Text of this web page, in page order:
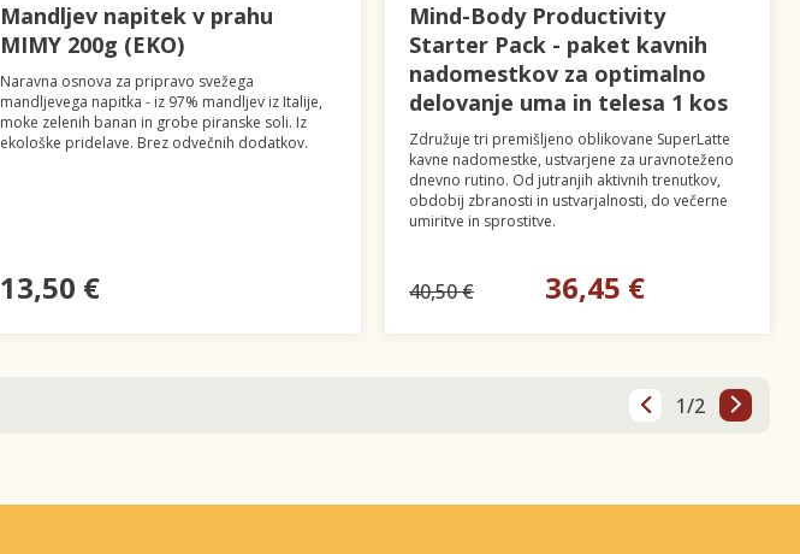
Mandljev napitek v prahu
MIMY 200g (EKO)
Naravna osnova za pripravo svežega
mandljevega napitka - iz 97% mandljev iz Italije,
moke zelenih banan in grobe piranske soli. Iz
ekološke pridelave. Brez odvečnih dodatkov.
13,50 €
Mind-Body Productivity
Starter Pack - paket kavnih
nadomestkov za optimalno
delovanje uma in telesa 1 kos
Združuje tri premišljeno oblikovane SuperLatte
kavne nadomestke, ustvarjene za uravnoteženo
dnevno rutino. Od jutranjih aktivnih trenutkov,
obdobij zbranosti in ustvarjalnosti, do večerne
umiritve in sprostitve.
40,50 € 36,45 €
1/2